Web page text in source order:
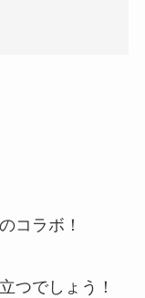
コラボ！
つでしょう！